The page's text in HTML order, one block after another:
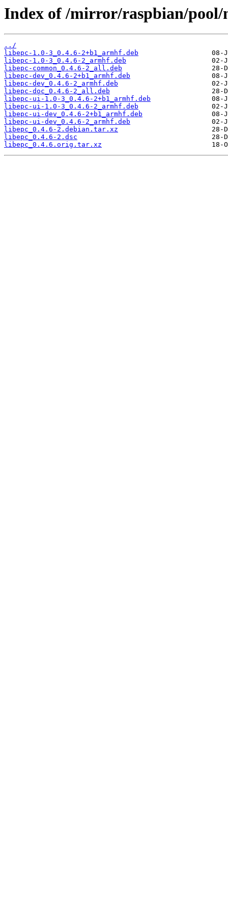
Index of /mirror/raspbian/
../
libepc-1.0-3_0.4.6-2+b1_armhf.deb
libepc-1.0-3_0.4.6-2_armhf.deb
libepc-common_0.4.6-2_all.deb
libepc-dev_0.4.6-2+b1_armhf.deb
libepc-dev_0.4.6-2_armhf.deb
libepc-doc_0.4.6-2_all.deb
libepc-ui-1.0-3_0.4.6-2+b1_armhf.deb
libepc-ui-1.0-3_0.4.6-2_armhf.deb
libepc-ui-dev_0.4.6-2+b1_armhf.deb
libepc-ui-dev_0.4.6-2_armhf.deb
libepc_0.4.6-2.debian.tar.xz
libepc_0.4.6-2.dsc
libepc_0.4.6.orig.tar.xz